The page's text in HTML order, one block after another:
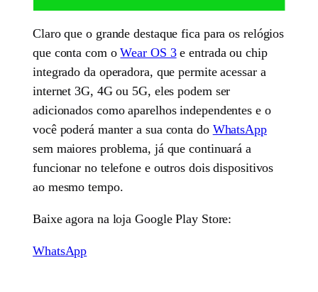
Claro que o grande destaque fica para os relógios
que conta com oWear OS 3e entrada ou chip
integrado da operadora, que permite acessar a
internet 3G, 4G ou 5G, eles podem ser
adicionados como aparelhos independentes e o
você poderá manter a sua conta do WhatsApp
sem maiores problema, já que continuará a
funcionar no telefone e outros dois dispositivos
ao mesmo tempo.
Baixe agora na loja Google Play Store:
WhatsApp